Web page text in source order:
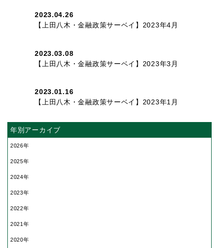
2023.04.26
【上田八木・金融政策サーベイ】2023年4月
2023.03.08
【上田八木・金融政策サーベイ】2023年3月
2023.01.16
【上田八木・金融政策サーベイ】2023年1月
年別アーカイブ
2026
2025
2024
2023
2022
2021
2020